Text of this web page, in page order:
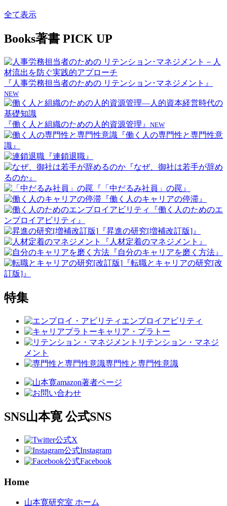
全て表示
Books著書 PICK UP
『人事労務担当者のための リテンション･マネジメント』
NEW
『働く人と組織のための人的資源管理』 NEW
『働く人の専門性と専門性意
識』
『連鎖退職』
『なぜ、御社は若手が辞め
るのか』
『「中だるみ社員」の罠』
『働く人のキャリアの停滞』
『働く人のためのエ
ンプロイアビリティ』
『昇進の研究[増補改訂版]』
『人材定着のマネジメント』
『自分のキャリアを磨く方法』
『転職とキャリアの研究[改
訂版]』
特集
エンプロイアビリティ
キャリア・プラトー
リテンション・マネジ
メント
専門性と専門性意識
SNS山本寛 公式SNS
公式X
公式Instagram
公式Facebook
Home
山本寛研究室 ホーム